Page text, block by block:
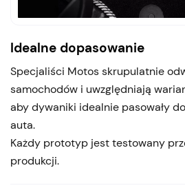
Idealne dopasowanie
Specjaliści Motos skrupulatnie
samochodów i uwzględniają
aby dywaniki idealnie pasowały
auta.
Każdy prototyp jest testowany
produkcji.